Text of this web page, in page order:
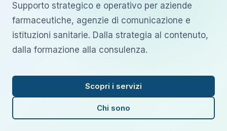
Supporto strategico e operativo per aziende
farmaceutiche, agenzie di comunicazione e
istituzioni sanitarie. Dalla strategia al contenuto,
dalla formazione alla consulenza.
Scopri i servizi
Chi sono